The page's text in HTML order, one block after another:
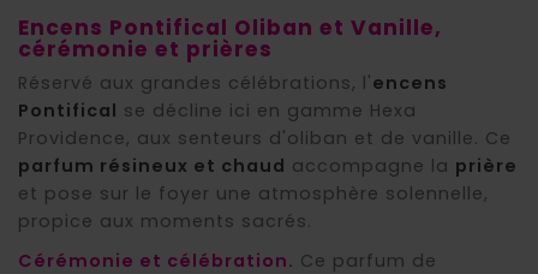
Encens Pontifical Oliban et Vanille,
cérémonie et prières
Réservé aux grandes célébrations, l'encens
Pontifical se décline ici en gamme Hexa
Providence, aux senteurs d'oliban et de vanille. Ce
parfum résineux et chaud accompagne la prière
et pose sur le foyer une atmosphère solennelle,
propice aux moments sacrés.
Cérémonie et célébration. Ce parfum de